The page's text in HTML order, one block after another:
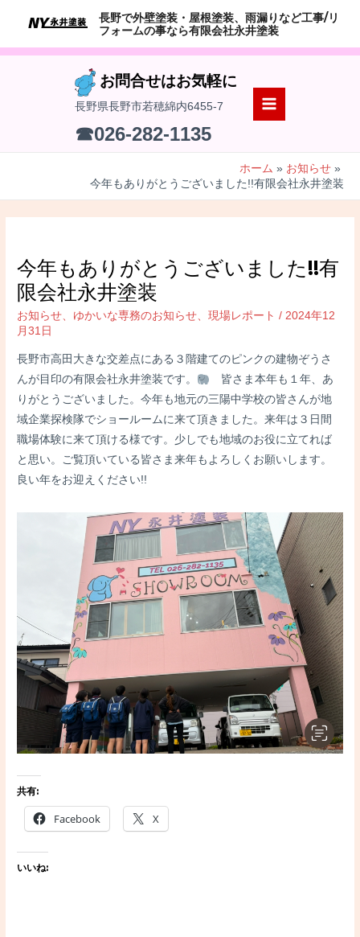
テ
長野で外壁塗装・屋根塗装、雨漏りなど工事/リ
フォームの事なら有限会社永井塗装
お問合せはお気軽に
長野県長野市若穂綿内6455-7
☎026-282-1135
MAIN
ホーム
お知らせ
今年もありがとうございました!!有限会社永井塗装
今年もありがとうございました!!有
限会社永井塗装
お知らせ ゆかいな専務のお知らせ 、現場レポート / 2024年12
月31日
長野市高田大きな交差点にある３階建てのピンクの建物ぞうさ
んが目印の有限会社永井塗装です。
皆さま本年も１年、あ
りがとうございました。今年も地元の三陽中学校の皆さんが地
域企業探検隊でショールームに来て頂きました。来年は３日間
職場体験に来て頂ける様です。少しでも地域のお役に立てれば
と思い。ご覧頂いている皆さま来年もよろしくお願いします。
良い年をお迎えください!!
共有:
Facebook X
いいね: